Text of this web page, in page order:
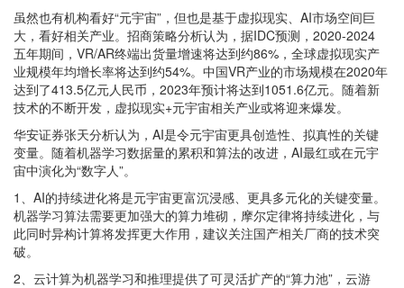
虽然也有机构看好“元宇宙”，但也是基于虚拟现实、AI市场空间巨
大，看好相关产业。招商策略分析认为，据IDC预测，2020-2024
五年期间，VR/AR终端出货量增速将达到约86%，全球虚拟现实产
业规模年均增长率将达到约54%。中国VR产业的市场规模在2020年
达到了413.5亿元人民币，2023年预计将达到1051.6亿元。随着新
技术的不断开发，虚拟现实+元宇宙相关产业或将迎来爆发。
华安证券张天分析认为，AI是令元宇宙更具创造性、拟真性的关键
变量。随着机器学习数据量的累积和算法的改进，AI最红或在元宇
宙中演化为“数字人”。
1、AI的持续进化将是元宇宙更富沉浸感、更具多元化的关键变量。
机器学习算法需要更加强大的算力堆砌，摩尔定律将持续进化，与
此同时异构计算将发挥更大作用，建议关注国产相关厂商的技术突
破。
2、云计算为机器学习和推理提供了可灵活扩产的“算力池”，云游